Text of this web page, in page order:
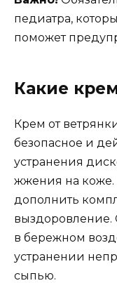
педиатра,
поможет
Какие
Крем от
безопасное и
устранения
жжения на
дополнить
выздоровление.
в бережном
устранении
сыпью.